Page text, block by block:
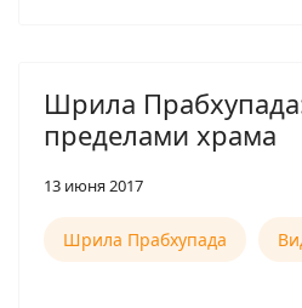
Шрила
пределами храма
13 июня 2017
Шрила Прабхупада